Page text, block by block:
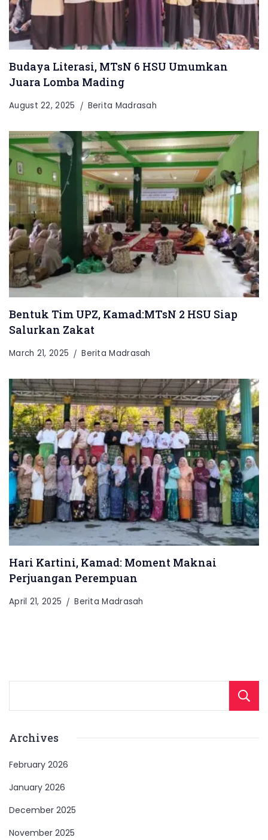
Budaya Literasi, MTsN 6 HSU Umumkan
Juara Lomba Mading
August 22, 2025 Berita Madrasah
Bentuk Tim UPZ, Kamad:MTsN 2 HSU Siap
Salurkan Zakat
March 21, 2025 Berita Madrasah
Hari Kartini, Kamad: Moment Maknai
Perjuangan Perempuan
April 21, 2025 Berita Madrasah
Archives
February 2026
January 2026
December 2025
November 2025